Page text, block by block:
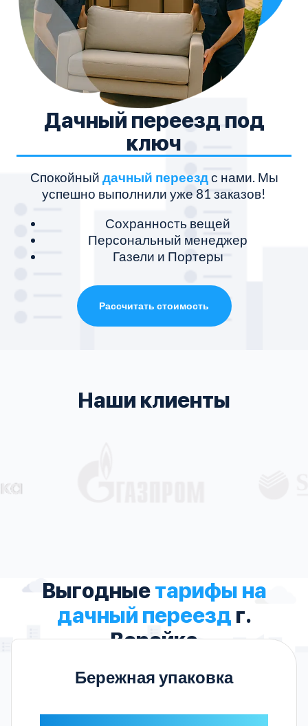
Дачный переезд под
ключ
Спокойный дачный переездс нами. Мы
успешно выполнили уже 81 заказов!
Сохранность вещей
Персональный менеджер
Газели и Портеры
Рассчитать стоимость
Наши клиенты
Выгодныетарифы на
дачный переезд г.
Верейка
Бережная упаковка